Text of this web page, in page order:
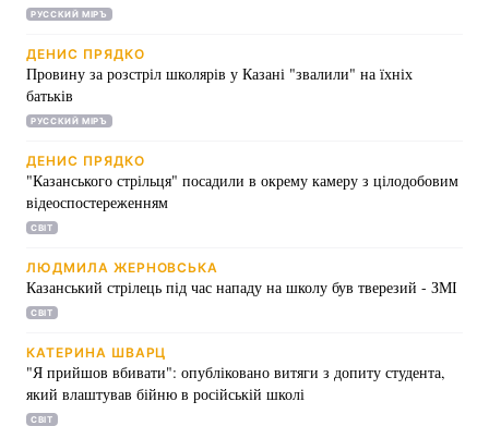
РУССКИЙ МІРЪ
ДЕНИС ПРЯДКО
Провину за розстріл школярів у Казані "звалили" на їхніх
батьків
РУССКИЙ МІРЪ
ДЕНИС ПРЯДКО
"Казанського стрільця" посадили в окрему камеру з цілодобовим
відеоспостереженням
СВІТ
ЛЮДМИЛА ЖЕРНОВСЬКА
Казанський стрілець під час нападу на школу був тверезий - ЗМІ
СВІТ
КАТЕРИНА ШВАРЦ
"Я прийшов вбивати": опубліковано витяги з допиту студента,
який влаштував бійню в російській школі
СВІТ